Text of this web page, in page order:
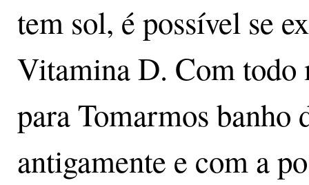
tem sol, é possível se
Vitamina D. Com todo
para Tomarmos banho
antigamente e com a